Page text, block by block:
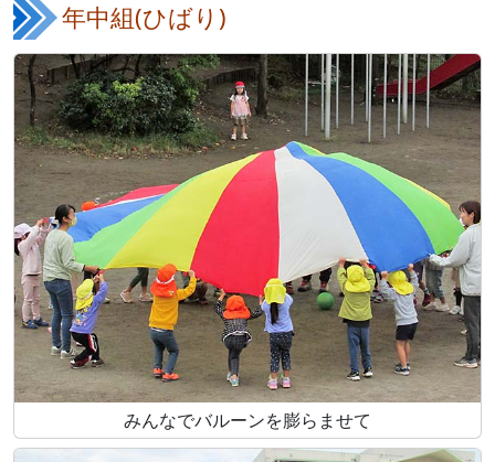
年中組(ひばり)
みんなでバルーンを膨らませて